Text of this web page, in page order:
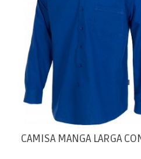
CAMISA MANGA LARGA